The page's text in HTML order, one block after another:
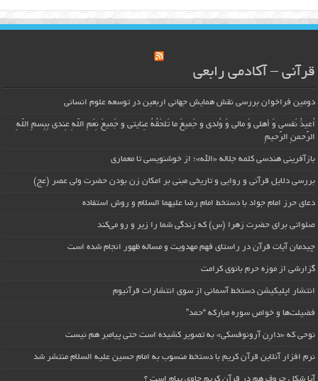
قرآنی – آکادمی رابعی
دومین فراخوان بررسی نقش همایش جهانی اربعین در توسعه علوم انسانی
اُعیذُ نَفسی وَ أهلی وَ مالی وَ وُلدی و جَمیعَ ما تَلحَقُهُ عِنایتی و جَمیعَ نِعَمِ اللّهِ عِندی بِبِسمِ اللّهِ
الرَّحمنِ الرَّحیمِ
بازآفرینی هندسی کلمه جلاله «الله»؛ از خوشنویسی تا معماری
بررسی دلایل قرآنی و روایی و تاریخی مبنی بر امکان زن بودن حضرت ولی عصر (عج)
دعای حرز امام جواد با دستخط امام رضا علیهما السلام و روش استفاده
صلواتی برای حضرت زهرا (س) که زندگی شما را زیر و رو می‌کند
چیدمان آیات قرآن در راستای فهم مهدویت و مساله ظهور انجام شده است
گزارشی از موزه حرم بانوی کرامت
انتشار اپلیکیشن دستخط آسمانی از سوی انتشارات قرآنیوم
فضیلت‌ها و خواص سوره مبارکه “حمد”
نوحی که «دارِن آرونوفسکی» به تصویر کشیده است حتی پیامبر هم نیست
نرم افزار آنلاین قرآن کریم با دستخط منسوب به امام حسین علیه السلام منتشر شد